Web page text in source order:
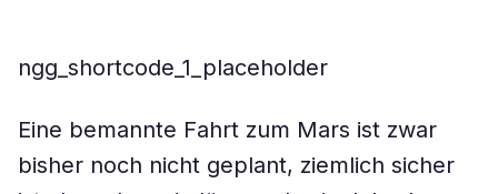
ngg_shortcode_1_placeholder
Eine bemannte Fahrt zum Mars ist zwar
bisher noch nicht geplant, ziemlich sicher